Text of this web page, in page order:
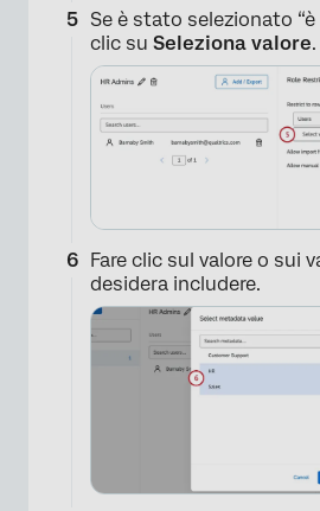
Se è stato selezionato “è
clic su Seleziona valore.
Fare clic sul valore o sui
desidera includere.